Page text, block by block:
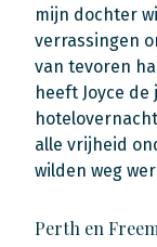
mijn dochter
verrassingen
van tevoren
heeft Joyce
alle vrijheid
wilden weg
Perth en